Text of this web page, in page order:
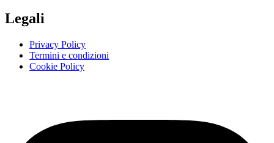
Legali
Privacy Policy
Termini e condizioni
Cookie Policy